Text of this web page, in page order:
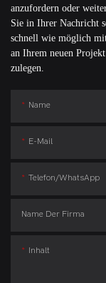
anzufordern oder
Sie in Ihrer Nachricht
schnell wie möglich
an Ihrem neuen
zulegen.
Name
E-Mail
Telefon/WhatsApp
Name Der Firma
Inhalt